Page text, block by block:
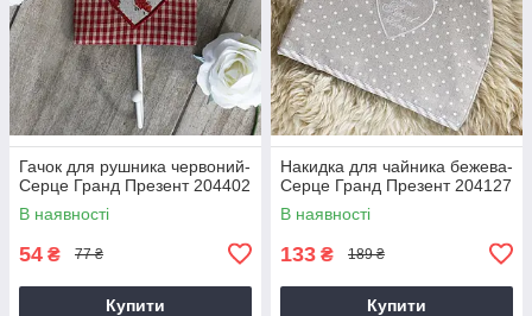
Гачок для рушника червоний-
Серце Гранд Презент 204402
В наявності
54 ₴ 77 ₴
Купити
Накидка для чайника бежева-
Серце Гранд Презент 204127
В наявності
133 ₴ 189 ₴
Купити